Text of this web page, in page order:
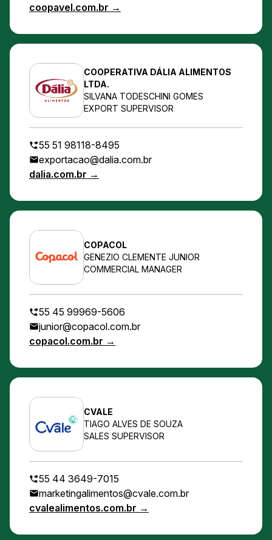
coopavel.com.br →
COOPERATIVA DÁLIA ALIMENTOS
LTDA.
SILVANA TODESCHINI GOMES
EXPORT SUPERVISOR
55 51 98118-8495
exportacao@dalia.com.br
dalia.com.br →
COPACOL
GENEZIO CLEMENTE JUNIOR
COMMERCIAL MANAGER
55 45 99969-5606
junior@copacol.com.br
copacol.com.br →
CVALE
TIAGO ALVES DE SOUZA
SALES SUPERVISOR
55 44 3649-7015
marketingalimentos@cvale.com.br
cvalealimentos.com.br →